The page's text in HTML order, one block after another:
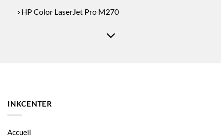
HP Color LaserJet Pro M270
INKCENTER
Accueil